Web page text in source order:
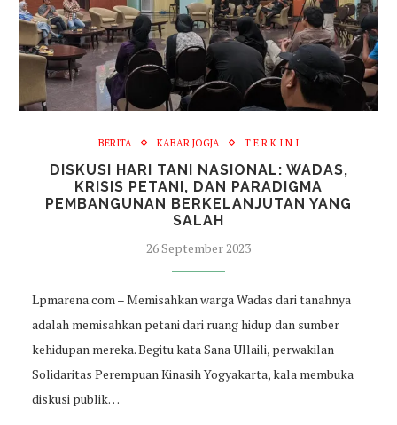
BERITA KABAR JOGJA T E R K I N I
DISKUSI HARI TANI NASIONAL: WADAS,
KRISIS PETANI, DAN PARADIGMA
PEMBANGUNAN BERKELANJUTAN YANG
SALAH
26 September 2023
Lpmarena.com – Memisahkan warga Wadas dari tanahnya
adalah memisahkan petani dari ruang hidup dan sumber
kehidupan mereka. Begitu kata Sana Ullaili, perwakilan
Solidaritas Perempuan Kinasih Yogyakarta, kala membuka
diskusi publik…